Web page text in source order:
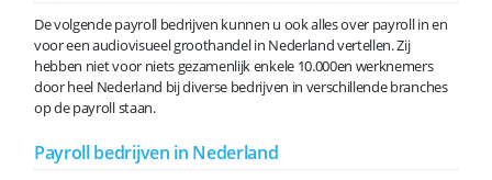
De volgende payroll bedrijven kunnen u ook alles over payroll in en
voor een audiovisueel groothandel in Nederland vertellen. Zij
hebben niet voor niets gezamenlijk enkele 10.000en werknemers
door heel Nederland bij diverse bedrijven in verschillende branches
op de payroll staan.
Payroll bedrijven in Nederland